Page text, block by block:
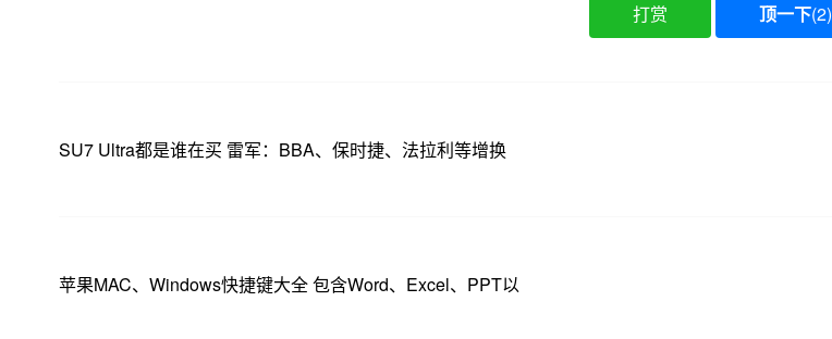
打赏 顶一下(2)
SU7 Ultra都是谁在买 雷军：BBA、保时捷、法拉利等增换
苹果MAC、Windows快捷键大全 包含Word、Excel、PPT以